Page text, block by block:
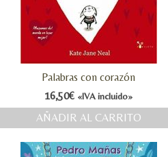
Palabras con corazón
16,50€ «IVA incluido»
AÑADIR AL CARRITO